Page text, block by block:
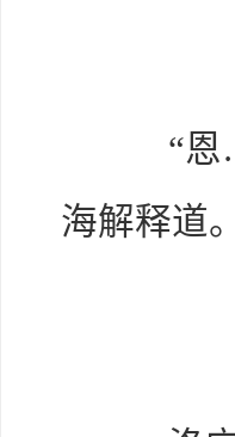
“恩……
海解释道。